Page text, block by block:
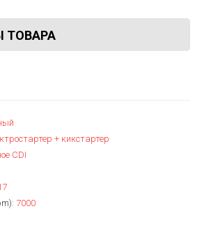
ТОВАРА
+ кикстартер
CDI
7000